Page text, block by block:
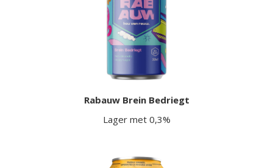
Rabauw Brein Bedriegt
Lager met 0,3%